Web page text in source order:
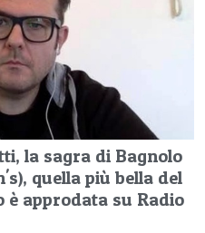
la sagra di Bagnolo
quella più bella del
è approdata su Radio